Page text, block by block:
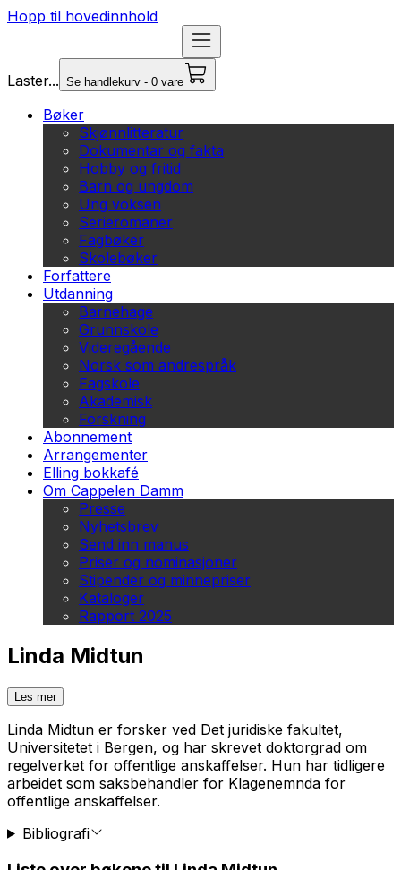
Hopp til hovedinnhold
Laster... Se handlekurv - 0 vare
Bøker
Skjønnlitteratur
Dokumentar og fakta
Hobby og fritid
Barn og ungdom
Ung voksen
Serieromaner
Fagbøker
Skolebøker
Forfattere
Utdanning
Barnehage
Grunnskole
Videregående
Norsk som andrespråk
Fagskole
Akademisk
Forskning
Abonnement
Arrangementer
Elling bokkafé
Om Cappelen Damm
Presse
Nyhetsbrev
Send inn manus
Priser og nominasjoner
Stipender og minnepriser
Kataloger
Rapport 2025
Linda Midtun
Les mer
Linda Midtun er forsker ved Det juridiske fakultet,
Universitetet i Bergen, og har skrevet doktorgrad om
regelverket for offentlige anskaffelser. Hun har tidligere
arbeidet som saksbehandler for Klagenemnda for
offentlige anskaffelser.
Bibliografi